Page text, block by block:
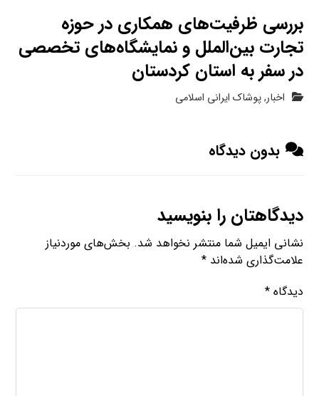
بررسی ظرفیت‌های همکاری در حوزه
تجارت بین‌الملل و نمایشگاه‌های تخصصی
در سفر به استان کردستان
اخبار,پوشاک ایرانی اسلامی
بدون دیدگاه
دیدگاهتان را بنویسید
نشانی ایمیل شما منتشر نخواهد شد. بخش‌های موردنیاز
علامت‌گذاری شده‌اند*
دیدگاه*